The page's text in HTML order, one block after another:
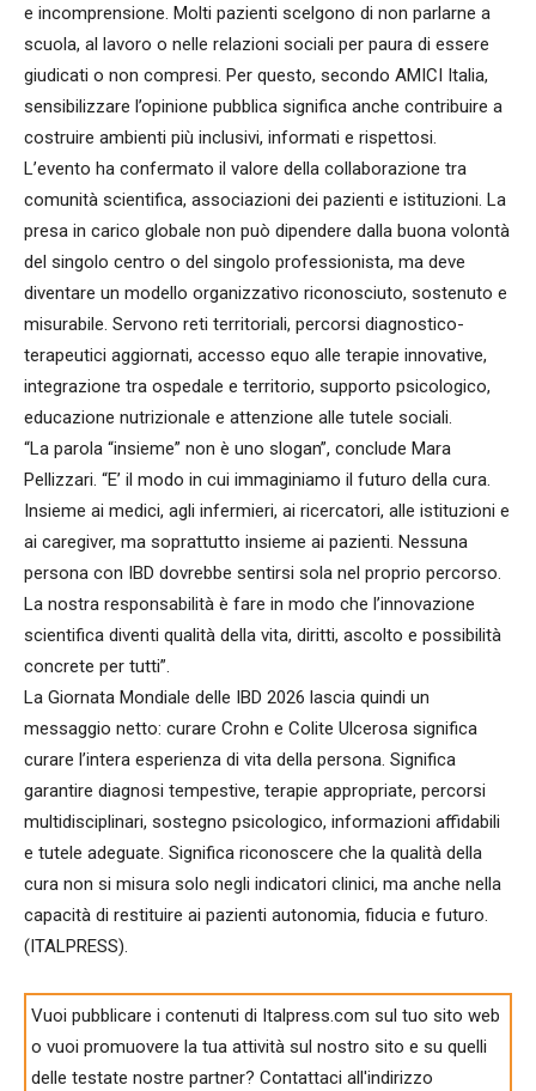
e incomprensione. Molti pazienti scelgono di non parlarne a
scuola, al lavoro o nelle relazioni sociali per paura di essere
giudicati o non compresi. Per questo, secondo AMICI Italia,
sensibilizzare l’opinione pubblica significa anche contribuire a
costruire ambienti più inclusivi, informati e rispettosi.
L’evento ha confermato il valore della collaborazione tra
comunità scientifica, associazioni dei pazienti e istituzioni. La
presa in carico globale non può dipendere dalla buona volontà
del singolo centro o del singolo professionista, ma deve
diventare un modello organizzativo riconosciuto, sostenuto e
misurabile. Servono reti territoriali, percorsi diagnostico-
terapeutici aggiornati, accesso equo alle terapie innovative,
integrazione tra ospedale e territorio, supporto psicologico,
educazione nutrizionale e attenzione alle tutele sociali.
“La parola “insieme” non è uno slogan”, conclude Mara
Pellizzari. “E’ il modo in cui immaginiamo il futuro della cura.
Insieme ai medici, agli infermieri, ai ricercatori, alle istituzioni e
ai caregiver, ma soprattutto insieme ai pazienti. Nessuna
persona con IBD dovrebbe sentirsi sola nel proprio percorso.
La nostra responsabilità è fare in modo che l’innovazione
scientifica diventi qualità della vita, diritti, ascolto e possibilità
concrete per tutti”.
La Giornata Mondiale delle IBD 2026 lascia quindi un
messaggio netto: curare Crohn e Colite Ulcerosa significa
curare l’intera esperienza di vita della persona. Significa
garantire diagnosi tempestive, terapie appropriate, percorsi
multidisciplinari, sostegno psicologico, informazioni affidabili
e tutele adeguate. Significa riconoscere che la qualità della
cura non si misura solo negli indicatori clinici, ma anche nella
capacità di restituire ai pazienti autonomia, fiducia e futuro.
(ITALPRESS).
Vuoi pubblicare i contenuti di Italpress.com sul tuo sito web
o vuoi promuovere la tua attività sul nostro sito e su quelli
delle testate nostre partner? Contattaci all'indirizzo